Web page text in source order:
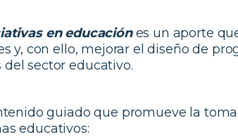
en educaciónes un aporte
y, con ello, mejorar el diseño de
sector educativo.
guiado que promueve la
educativos: